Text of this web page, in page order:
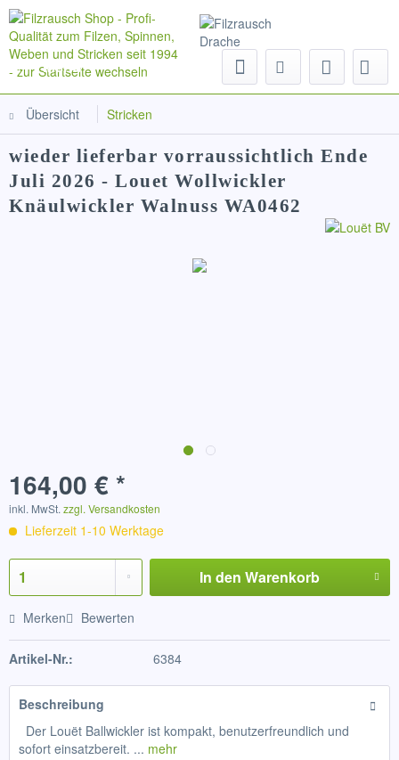
Menü
Übersicht Stricken
wieder lieferbar vorraussichtlich Ende
Juli 2026 - Louet Wollwickler
Knäulwickler Walnuss WA0462
164,00 € *
inkl. MwSt. zzgl. Versandkosten
Lieferzeit 1-10 Werktage
In den Warenkorb
Merken Bewerten
Artikel-Nr.: 6384
Beschreibung
Der Louët Ballwickler ist kompakt, benutzerfreundlich und
sofort einsatzbereit. ... mehr